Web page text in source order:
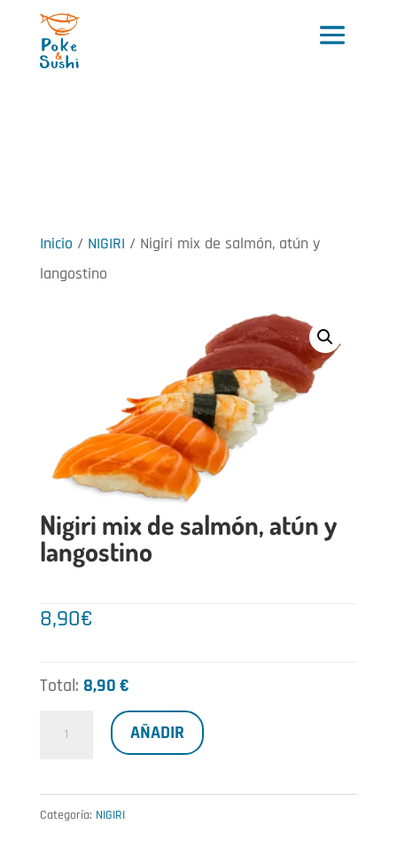
Inicio / NIGIRI / Nigiri mix de salmón, atún y
langostino
Nigiri mix de salmón, atún y
langostino
8,90€
Total: 8,90 €
salmón,
AÑADIR
Categoría: NIGIRI